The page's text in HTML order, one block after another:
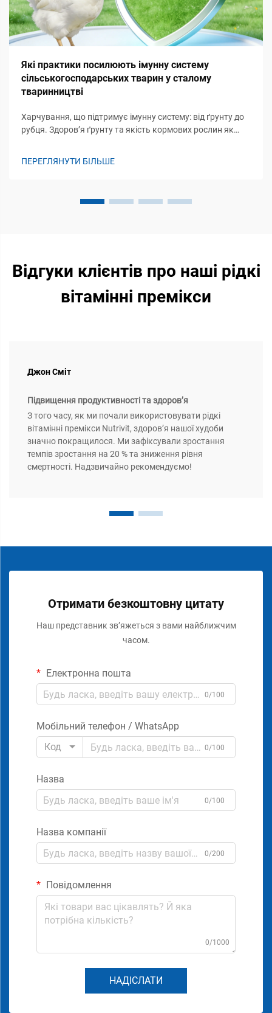
Які практики посилюють імунну систему
сільськогосподарських тварин у сталому
тваринництві
Харчування, що підтримує імунну систему: від ґрунту до
рубця. Здоров’я ґрунту та якість кормових рослин як
ПЕРЕГЛЯНУТИ БІЛЬШЕ
Відгуки клієнтів про наші рідкі
вітамінні премікси
Джон Сміт
Підвищення продуктивності та здоров’я
З того часу, як ми почали використовувати рідкі
вітамінні премікси Nutrivit, здоров’я нашої худоби
значно покращилося. Ми зафіксували зростання
темпів зростання на 20 % та зниження рівня
смертності. Надзвичайно рекомендуємо!
Отримати безкоштовну цитату
Наш представник зв’яжеться з вами найближчим
часом.
Електронна пошта
0/100
Мобільний телефон / WhatsApp
Код
0/100
Назва
0/100
Назва компанії
0/200
Повідомлення
0/1000
НАДІСЛАТИ